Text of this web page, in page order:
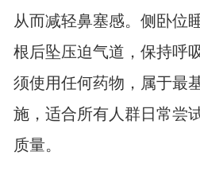
从而减轻鼻塞感。侧卧位
根后坠压迫气道，保持呼
须使用任何药物，属于最
施，适合所有人群日常尝
质量。